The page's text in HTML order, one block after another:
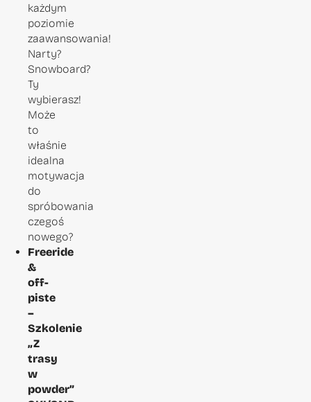
każdym
poziomie
zaawansowania!
Narty?
Snowboard?
Ty
wybierasz!
Może
to
właśnie
idealna
motywacja
do
spróbowania
czegoś
nowego?
Freeride
&
off-
piste
–
Szkolenie
„Z
trasy
w
powder”